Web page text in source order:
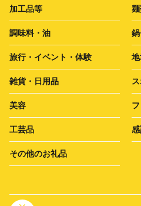
加工品等
調味料・油
旅行・イベント・体験
雑貨・日用品
美容
工芸品
その他のお礼品